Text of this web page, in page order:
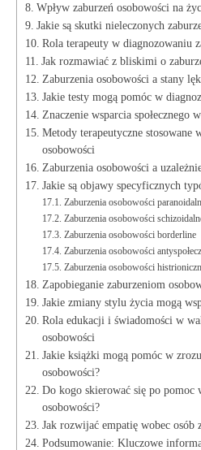
Wpływ zaburzeń osobowości na
Jakie są skutki nieleczonych
Rola terapeuty w diagnozowaniu
Jak​ rozmawiać z bliskimi o⁢
Zaburzenia osobowości a stany
Jakie testy mogą pomóc w
Znaczenie wsparcia społecznego
Metody terapeutyczne stosowane
osobowości
Zaburzenia osobowości a
Jakie są objawy​ specyficznych
Zaburzenia osobowości⁢
Zaburzenia osobowości
Zaburzenia osobowości borderline
Zaburzenia osobowości
Zaburzenia osobowości
Zapobieganie zaburzeniom
Jakie ‌zmiany stylu życia mogą
Rola edukacji ‍i świadomości w⁤
osobowości
Jakie ‌książki mogą pomóc w
osobowości?
Do kogo skierować się po pomoc
‌osobowości?
Jak rozwijać empatię wobec⁢ osób
Podsumowanie: Kluczowe